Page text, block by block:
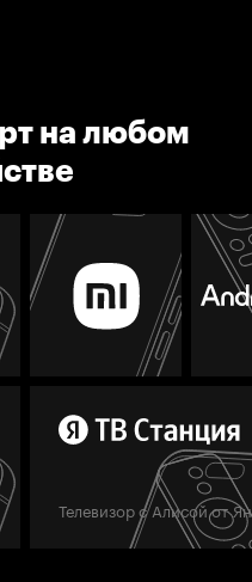
на любом
Телевизор с Алисой от